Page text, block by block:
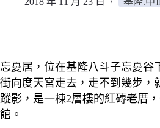
忘憂居，位在基隆八斗子忘憂谷
街向度天宮走去，走不到幾步，
蹤影，是一棟2層樓的紅磚老厝
館。